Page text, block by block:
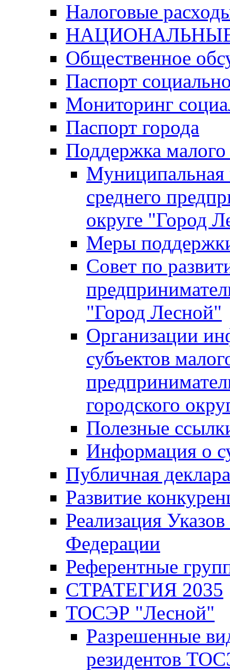
Налоговые
Общественное
Паспорт
Мониторинг
Паспорт города
Поддержка малого
Муниципальная
среднего
округе "Город
Меры
Совет по
"Город Лесной"
Организации
субъектов
городского
Полезные
Информация о
Публичная
Развитие
Реализация
Федерации
Референтные
СТРАТЕГИЯ 2035
ТОСЭР "Лесной"
Разрешенные
резидентов